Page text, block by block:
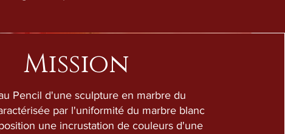
Mission
Pencil d'une sculpture en marbre du
par l'uniformité du marbre blanc
une incrustation de couleurs d'une